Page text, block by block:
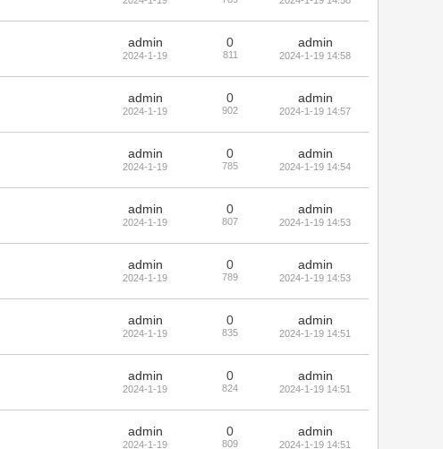
admin
2024-1-19
0
811
admin
2024-1-19 14:58
admin
2024-1-19
0
902
admin
2024-1-19 14:57
admin
2024-1-19
0
785
admin
2024-1-19 14:54
admin
2024-1-19
0
807
admin
2024-1-19 14:53
admin
2024-1-19
0
789
admin
2024-1-19 14:53
admin
2024-1-19
0
835
admin
2024-1-19 14:51
admin
2024-1-19
0
824
admin
2024-1-19 14:51
admin
2024-1-19
0
809
admin
2024-1-19 14:51